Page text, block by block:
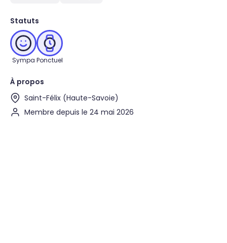
Statuts
Sympa Ponctuel
À propos
Saint-Félix (Haute-Savoie)
Membre depuis le 24 mai 2026